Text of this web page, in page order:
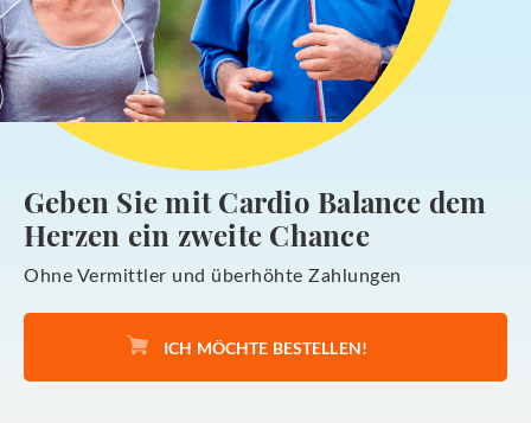
Geben Sie mit Cardio Balance dem
Herzen ein zweite Chance
Ohne Vermittler und überhöhte Zahlungen
ICH MÖCHTE BESTELLEN!